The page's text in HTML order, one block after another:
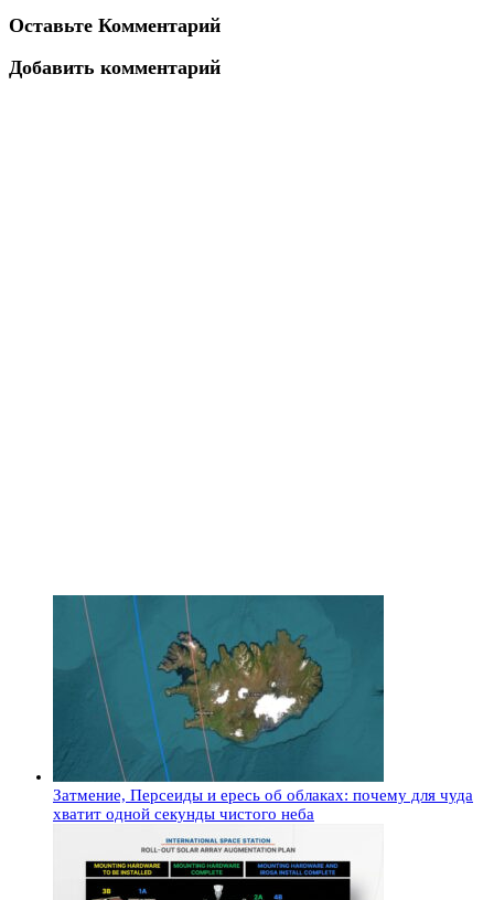
Оставьте Комментарий
Добавить комментарий
Затмение, Персеиды и ересь об облаках: почему для чуда
хватит одной секунды чистого неба